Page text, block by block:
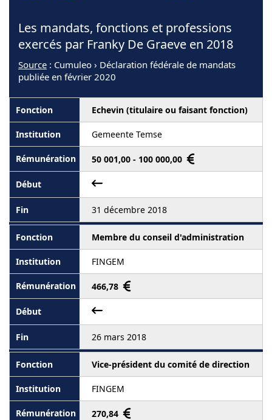
Les mandats, fonctions et professions
exercés par Franky De Graeve en 2018
Source : Cumuleo › Déclaration fédérale de mandats
publiée en février 2020
Echevin (titulaire ou faisant fonction)
Gemeente Temse
50 001,00 - 100 000,00
31 décembre 2018
Membre du conseil d'administration
FINGEM
466,78
26 mars 2018
Vice-président du comité de direction
FINGEM
270,84